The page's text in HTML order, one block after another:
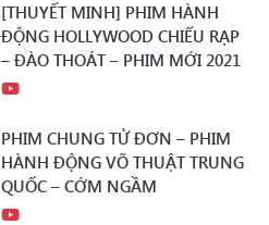
[THUYẾT MINH] PHIM HÀNH
ĐỘNG HOLLYWOOD CHIẾU RẠP
– ĐÀO THOÁT – PHIM MỚI 2021
PHIM CHUNG TỬ ĐƠN – PHIM
HÀNH ĐỘNG VÕ THUẬT TRUNG
QUỐC – CỚM NGẦM